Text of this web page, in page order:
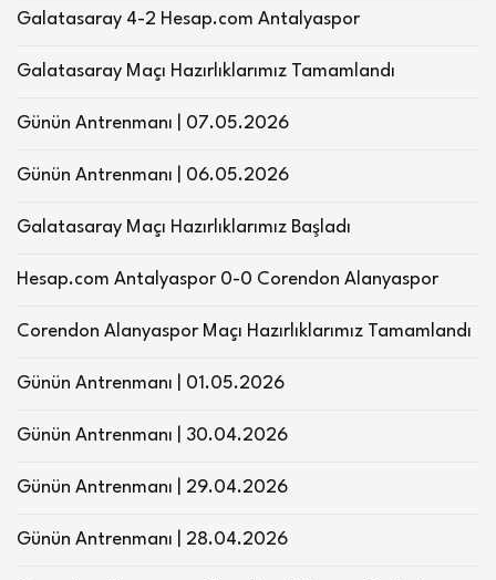
Galatasaray 4-2 Hesap.com Antalyaspor
Galatasaray Maçı Hazırlıklarımız Tamamlandı
Günün Antrenmanı | 07.05.2026
Günün Antrenmanı | 06.05.2026
Galatasaray Maçı Hazırlıklarımız Başladı
Hesap.com Antalyaspor 0-0 Corendon Alanyaspor
Corendon Alanyaspor Maçı Hazırlıklarımız Tamamlandı
Günün Antrenmanı | 01.05.2026
Günün Antrenmanı | 30.04.2026
Günün Antrenmanı | 29.04.2026
Günün Antrenmanı | 28.04.2026